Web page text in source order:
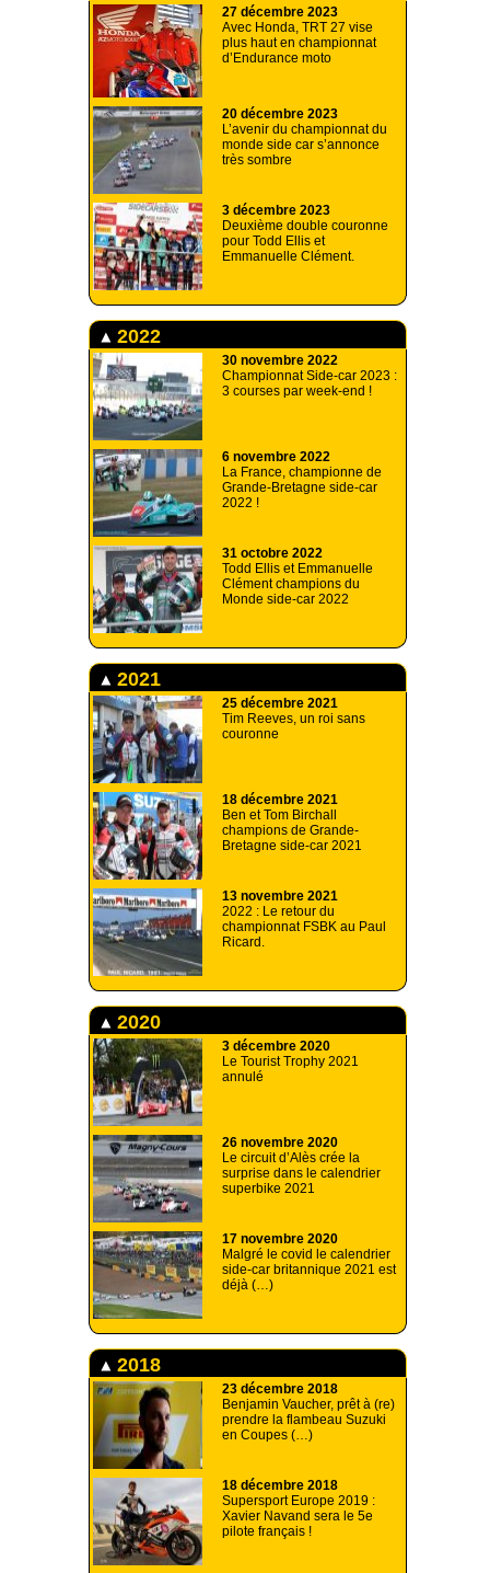
27 décembre 2023
Avec Honda, TRT 27 vise
plus haut en championnat
d’Endurance moto
20 décembre 2023
L’avenir du championnat du
monde side car s’annonce
très sombre
3 décembre 2023
Deuxième double couronne
pour Todd Ellis et
Emmanuelle Clément.
2022
30 novembre 2022
Championnat Side-car 2023 :
3 courses par week-end !
6 novembre 2022
La France, championne de
Grande-Bretagne side-car
2022 !
31 octobre 2022
Todd Ellis et Emmanuelle
Clément champions du
Monde side-car 2022
2021
25 décembre 2021
Tim Reeves, un roi sans
couronne
18 décembre 2021
Ben et Tom Birchall
champions de Grande-
Bretagne side-car 2021
13 novembre 2021
2022 : Le retour du
championnat FSBK au Paul
Ricard.
2020
3 décembre 2020
Le Tourist Trophy 2021
annulé
26 novembre 2020
Le circuit d’Alès crée la
surprise dans le calendrier
superbike 2021
17 novembre 2020
Malgré le covid le calendrier
side-car britannique 2021 est
déjà (…)
2018
23 décembre 2018
Benjamin Vaucher, prêt à (re)
prendre la flambeau Suzuki
en Coupes (…)
18 décembre 2018
Supersport Europe 2019 :
Xavier Navand sera le 5e
pilote français !